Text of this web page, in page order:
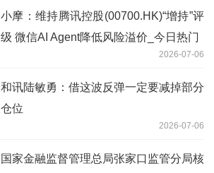
小摩：维持腾讯控股(00700.HK)“增持”评
级 微信AI Agent降低风险溢价_今日热门
2026-07-06
和讯陆敏勇：借这波反弹一定要减掉部分
仓位
2026-07-06
国家金融监督管理总局张家口监管分局核